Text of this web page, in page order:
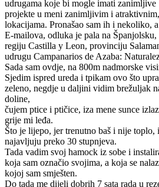
udrugama koje bi mogle imati zanimljive
projekte u meni zanimljivim i
lokacijama. Pronašao sam ih i nekoliko,
E-mailova, odluka je pala na Španjolsku,
regiju Castilla y Leon, provinciju
udrugu Campanarios de Azaba:
Sada sam ovdje, na 800m nadmorske
Sjedim ispred ureda i tpikam ovo što
zeleno, negdje u daljini vidim brežuljak
doline,
čujem ptice i ptičice, iza mene sunce
grije mi leđa.
Što je lijepo, jer trenutno baš i nije toplo,
najavljuju preko 30 stupnjeva.
Tada vadim svoj hamock iz sobe i
koja sam označio svojima, a koja se
kojoj sam smješten.
Do tada me dijeli dobrih 7 sata rada u